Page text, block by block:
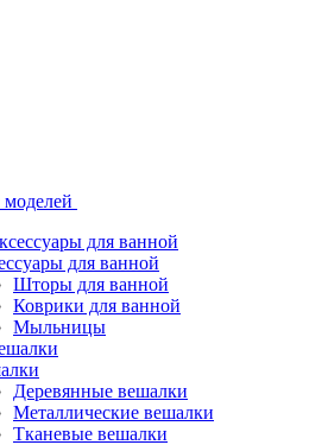
моделей
для ванной
Шторы для ванной
Коврики для ванной
Мыльницы
Деревянные вешалки
Металлические вешалки
Тканевые вешалки